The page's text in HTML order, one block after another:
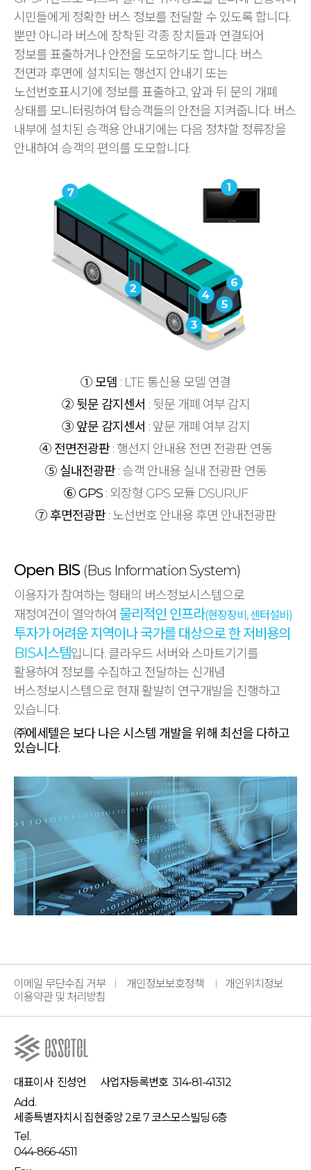
시민들에게 정확한 버스 정보를 전달할 수 있도록 합니다.
뿐만 아니라 버스에 장착된 각종 장치들과 연결되어
정보를 표출하거나 안전을 도모하기도 합니다. 버스
전면과 후면에 설치되는 행선지 안내기 또는
노선번호표시기에 정보를 표출하고, 앞과 뒤 문의 개폐
상태를 모니터링하여 탑승객들의 안전을 지켜줍니다. 버스
내부에 설치된 승객용 안내기에는 다음 정차할 정류장을
안내하여 승객의 편의를 도모합니다.
① 모뎀 : LTE 통신용 모델 연결
② 뒷문 감지센서 : 뒷문 개폐 여부 감지
③ 앞문 감지센서 : 앞문 개폐 여부 감지
④ 전면전광판: 행선지 안내용 전면 전광판 연동
⑤ 실내전광판: 승객 안내용 실내 전광판 연동
⑥ GPS: 외장형 GPS 모듈 DSURUF
⑦ 후면전광판: 노선번호 안내용 후면 안내전광판
Open BIS (Bus Information System)
이용자가 참여하는 형태의 버스정보시스템으로
재정여건이 열악하여 물리적인 인프라(현장장비, 센터설비)
투자가 어려운 지역이나 국가를대상으로 한 저비용의
BIS시스템입니다. 클라우드 서버와 스마트기기를
활용하여 정보를 수집하고 전달하는 신개념
버스정보시스템으로 현재 활발히 연구개발을 진행하고
있습니다.
㈜에세텔은 보다 나은 시스템 개발을 위해 최선을 다하고
있습니다.
이메일 무단수집 거부 개인정보보호정책
개인위치정보
이용약관 및 처리방침
대표이사 진성언 사업자등록번호 314-81-41312
Add.
세종특별자치시 집현중앙 2로 7 코스모스빌딩 6층
Tel.
044-866-4511